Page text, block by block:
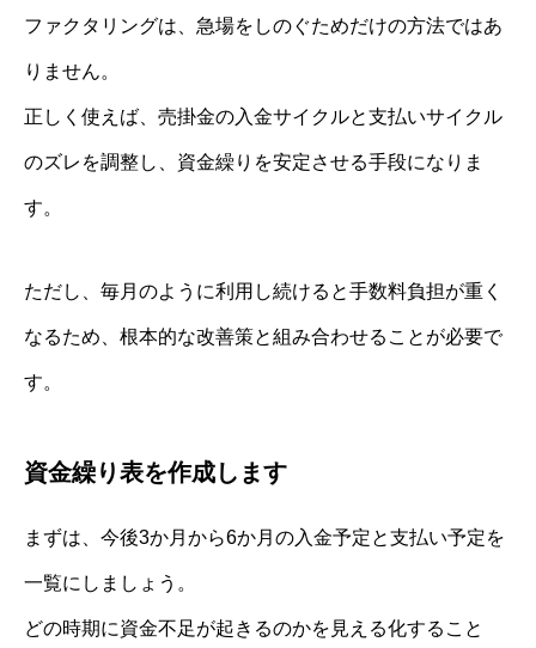
ファクタリングは、急場をしのぐためだけの方法ではあ
りません。
正しく使えば、売掛金の入金サイクルと支払いサイクル
のズレを調整し、資金繰りを安定させる手段になりま
す。
ただし、毎月のように利用し続けると手数料負担が重く
なるため、根本的な改善策と組み合わせることが必要で
す。
資金繰り表を作成します
まずは、今後3か月から6か月の入金予定と支払い予定を
一覧にしましょう。
どの時期に資金不足が起きるのかを見える化すること